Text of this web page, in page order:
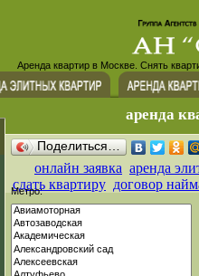
Аренда квартир в Москве. Снять
аренда
Поделиться…
онлайн заявка аренда
сдать квартиру договор
Метро: